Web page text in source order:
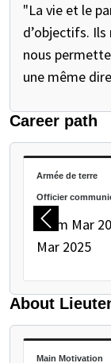
"La vie et le
d’objectifs.
nous
une même
Career path
PAUSE THE
Armée de terre
Officier
From Mar
Mar 2025
Previous
About
Main Motivation